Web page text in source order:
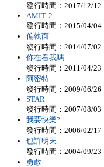
發行時間：2017/12/12
AMIT 2
發行時間：2015/04/04
偏執面
發行時間：2014/07/02
你在看我嗎
發行時間：2011/04/23
阿密特
發行時間：2009/06/26
STAR
發行時間：2007/08/03
我要快樂?
發行時間：2006/02/17
也許明天
發行時間：2004/09/23
勇敢